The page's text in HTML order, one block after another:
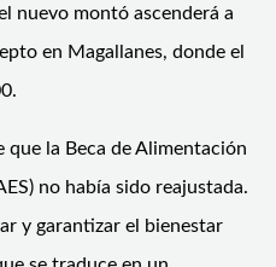
nuevo montó ascenderá a
en Magallanes, donde el
que la Beca de Alimentación
no había sido reajustada.
y garantizar el bienestar